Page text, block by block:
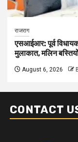
राजराग
एसआईआर: पूर्व विधायक
मुलाकात, मलिन
August 6, 2026
CONTACT